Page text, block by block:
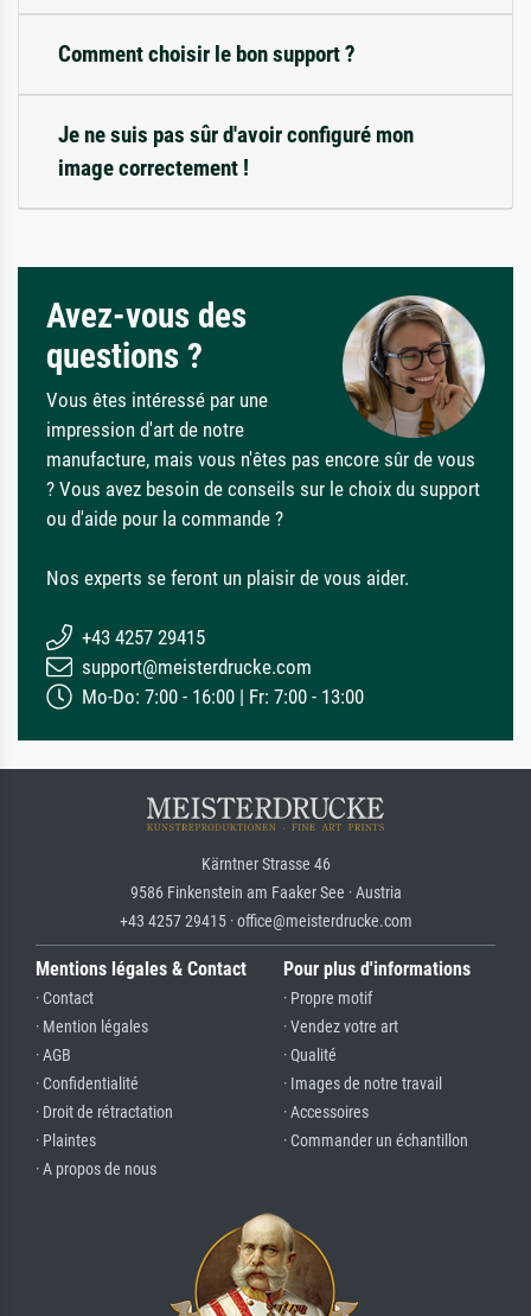
Comment choisir le bon support ?
Je ne suis pas sûr d'avoir configuré mon
image correctement !
Avez-vous des
questions ?
Vous êtes intéressé par une
impression d'art de notre
manufacture, mais vous n'êtes pas encore sûr de vous
? Vous avez besoin de conseils sur le choix du support
ou d'aide pour la commande ?
Nos experts se feront un plaisir de vous aider.
+43 4257 29415
support@meisterdrucke.com
Mo-Do: 7:00 - 16:00 | Fr: 7:00 - 13:00
Kärntner Strasse 46
9586 Finkenstein am Faaker See · Austria
+43 4257 29415 · office@meisterdrucke.com
Mentions légales & Contact
· Contact
· Mention légales
· AGB
· Confidentialité
· Droit de rétractation
· Plaintes
· A propos de nous
Pour plus d'informations
· Propre motif
· Vendez votre art
· Qualité
· Images de notre travail
· Accessoires
· Commander un échantillon